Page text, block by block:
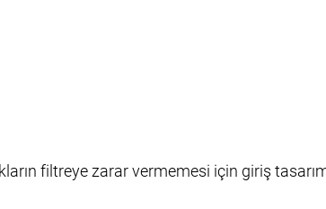
filtreye zarar vermemesi için giriş